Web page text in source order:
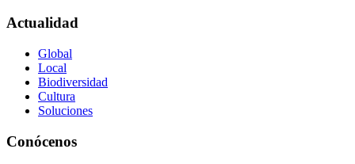
Actualidad
Global
Local
Biodiversidad
Cultura
Soluciones
Conócenos